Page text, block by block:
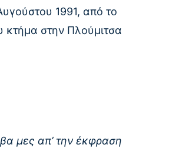
1991, από το
κτήμα στην Πλούμιτσα
μες απ’ την έκφραση